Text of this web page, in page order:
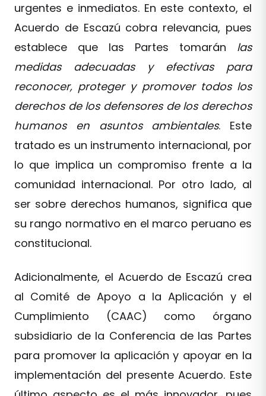
urgentes e inmediatos. En este contexto, el
Acuerdo de Escazú cobra relevancia, pues
establece que las Partes tomarán las
medidas adecuadas y efectivas para
reconocer, proteger y promover todos los
derechos de los defensores de los derechos
humanos en asuntos ambientales. Este
tratado es un instrumento internacional, por
lo que implica un compromiso frente a la
comunidad internacional. Por otro lado, al
ser sobre derechos humanos, significa que
su rango normativo en el marco peruano es
constitucional.
Adicionalmente, el Acuerdo de Escazú crea
al Comité de Apoyo a la Aplicación y el
Cumplimiento (CAAC) como órgano
subsidiario de la Conferencia de las Partes
para promover la aplicación y apoyar en la
implementación del presente Acuerdo. Este